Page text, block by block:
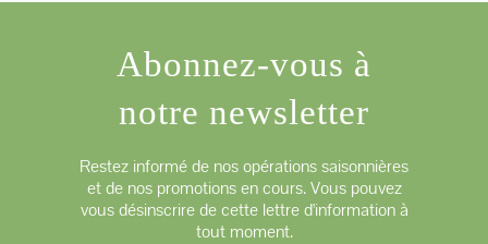
Abonnez-vous à
notre newsletter
Restez informé de nos opérations saisonnières
et de nos promotions en cours. Vous pouvez
vous désinscrire de cette lettre d'information à
tout moment.